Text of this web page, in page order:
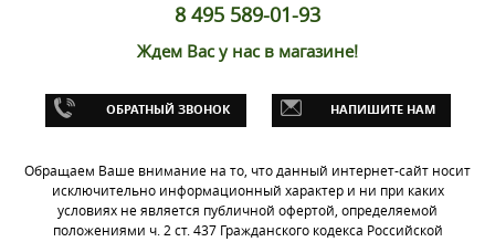
8 495 589-01-93
Ждем Вас у нас в магазине!
ОБРАТНЫЙ ЗВОНОК НАПИШИТЕ НАМ
Обращаем Ваше внимание на то, что данный интернет-сайт носит
исключительно информационный характер и ни при каких
условиях не является публичной офертой, определяемой
положениями ч. 2 ст. 437 Гражданского кодекса Российской